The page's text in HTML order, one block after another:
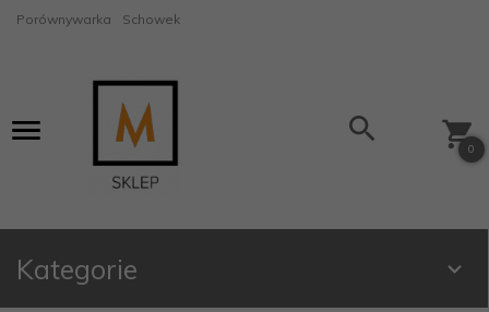
Porównywarka Schowek
0
Kategorie